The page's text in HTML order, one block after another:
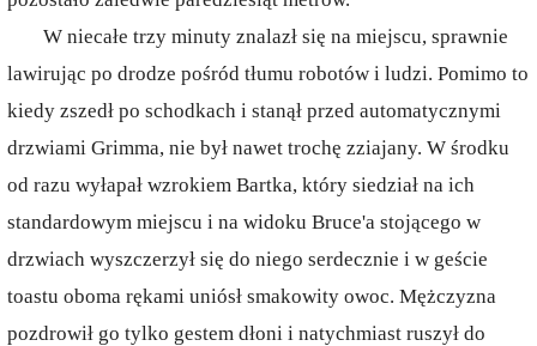
W niecałe trzy minuty znalazł się na miejscu, sprawnie
lawirując po drodze pośród tłumu robotów i ludzi. Pomimo to
kiedy zszedł po schodkach i stanął przed automatycznymi
drzwiami Grimma, nie był nawet trochę zziajany. W środku
od razu wyłapał wzrokiem Bartka, który siedział na ich
standardowym miejscu i na widoku Bruce'a stojącego w
drzwiach wyszczerzył się do niego serdecznie i w geście
toastu oboma rękami uniósł smakowity owoc. Mężczyzna
pozdrowił go tylko gestem dłoni i natychmiast ruszył do